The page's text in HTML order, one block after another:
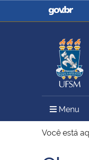
Casa Civil
Ministério
Pecuária e
Ministério do
Menu
Você está
Início do